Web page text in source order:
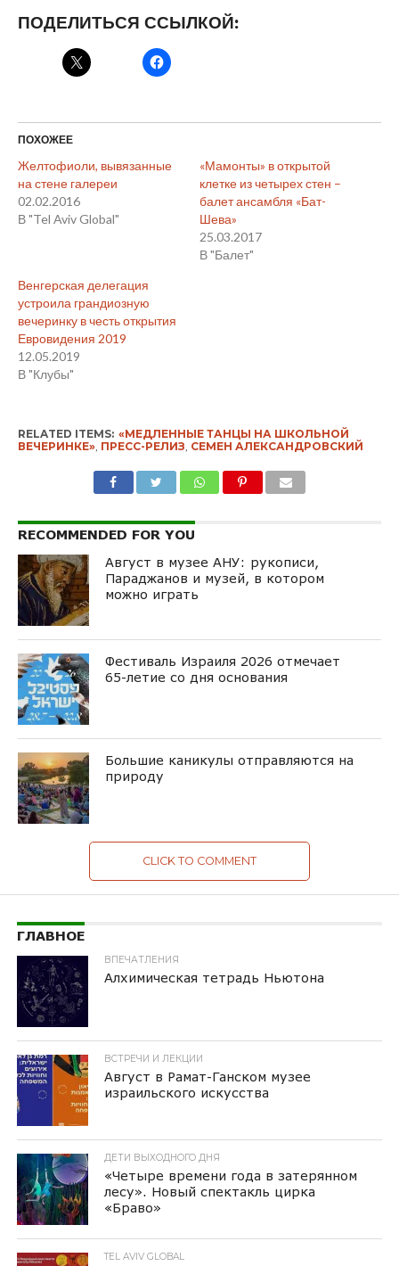
ПОДЕЛИТЬСЯ ССЫЛКОЙ:
ПОХОЖЕЕ
Желтофиоли, вывязанные
на стене галереи
02.02.2016
В "Tel Aviv Global"
«Мамонты» в открытой
клетке из четырех стен –
балет ансамбля «Бат-
Шева»
25.03.2017
В "Балет"
Венгерская делегация
устроила грандиозную
вечеринку в честь открытия
Евровидения 2019
12.05.2019
В "Клубы"
RELATED ITEMS: «МЕДЛЕННЫЕ ТАНЦЫ НА ШКОЛЬНОЙ
ВЕЧЕРИНКЕ», ПРЕСС-РЕЛИЗ, СЕМЕН АЛЕКСАНДРОВСКИЙ
RECOMMENDED FOR YOU
Август в музее АНУ: рукописи,
Параджанов и музей, в котором
можно играть
Фестиваль Израиля 2026 отмечает
65-летие со дня основания
Большие каникулы отправляются на
природу
CLICK TO COMMENT
ГЛАВНОЕ
ВПЕЧАТЛЕНИЯ
Алхимическая тетрадь Ньютона
ВСТРЕЧИ И ЛЕКЦИИ
Август в Рамат-Ганском музее
израильского искусства
ДЕТИ ВЫХОДНОГО ДНЯ
«Четыре времени года в затерянном
лесу». Новый спектакль цирка
«Браво»
TEL AVIV GLOBAL